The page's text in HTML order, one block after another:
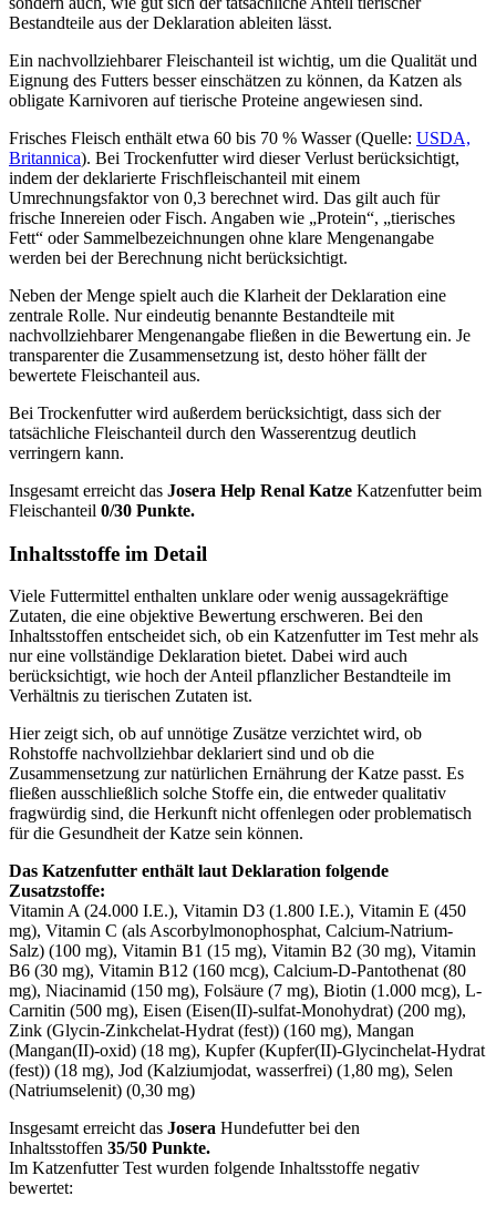
Bestandteile aus der Deklaration ableiten lässt.
Ein nachvollziehbarer Fleischanteil ist wichtig, um die Qualität und
Eignung des Futters besser einschätzen zu können, da Katzen als
obligate Karnivoren auf tierische Proteine angewiesen sind.
Frisches Fleisch enthält etwa 60 bis 70 % Wasser (Quelle: USDA,
Britannica). Bei Trockenfutter wird dieser Verlust berücksichtigt,
indem der deklarierte Frischfleischanteil mit einem
Umrechnungsfaktor von 0,3 berechnet wird. Das gilt auch für
frische Innereien oder Fisch. Angaben wie „Protein“, „tierisches
Fett“ oder Sammelbezeichnungen ohne klare Mengenangabe
werden bei der Berechnung nicht berücksichtigt.
Neben der Menge spielt auch die Klarheit der Deklaration eine
zentrale Rolle. Nur eindeutig benannte Bestandteile mit
nachvollziehbarer Mengenangabe fließen in die Bewertung ein. Je
transparenter die Zusammensetzung ist, desto höher fällt der
bewertete Fleischanteil aus.
Bei Trockenfutter wird außerdem berücksichtigt, dass sich der
tatsächliche Fleischanteil durch den Wasserentzug deutlich
verringern kann.
Insgesamt erreicht das Josera Help Renal Katze Katzenfutterbeim
Fleischanteil 0/30 Punkte.
Inhaltsstoffe im Detail
Viele Futtermittel enthalten unklare oder wenig aussagekräftige
Zutaten, die eine objektive Bewertung erschweren. Bei den
Inhaltsstoffen entscheidet sich, ob ein Katzenfutter im Test mehr als
nur eine vollständige Deklaration bietet. Dabei wird auch
berücksichtigt, wie hoch der Anteil pflanzlicher Bestandteile im
Verhältnis zu tierischen Zutaten ist.
Hier zeigt sich, ob auf unnötige Zusätze verzichtet wird, ob
Rohstoffe nachvollziehbar deklariert sind und ob die
Zusammensetzung zur natürlichen Ernährung der Katze passt. Es
fließen ausschließlich solche Stoffe ein, die entweder qualitativ
fragwürdig sind, die Herkunft nicht offenlegen oder problematisch
für die Gesundheit der Katze sein können.
Das Katzenfutter enthält laut Deklaration folgende
Zusatzstoffe:
Vitamin A (24.000 I.E.), Vitamin D3 (1.800 I.E.), Vitamin E (450
mg), Vitamin C (als Ascorbylmonophosphat, Calcium-Natrium-
Salz) (100 mg), Vitamin B1 (15 mg), Vitamin B2 (30 mg), Vitamin
B6 (30 mg), Vitamin B12 (160 mcg), Calcium-D-Pantothenat (80
mg), Niacinamid (150 mg), Folsäure (7 mg), Biotin (1.000 mcg), L-
Carnitin (500 mg), Eisen (Eisen(II)-sulfat-Monohydrat) (200 mg),
Zink (Glycin-Zinkchelat-Hydrat (fest)) (160 mg), Mangan
(Mangan(II)-oxid) (18 mg), Kupfer (Kupfer(II)-Glycinchelat-Hydrat
(fest)) (18 mg), Jod (Kalziumjodat, wasserfrei) (1,80 mg), Selen
(Natriumselenit) (0,30 mg)
Insgesamt erreicht das Josera Hundefutter bei den
Inhaltsstoffen 35/50 Punkte.
Im Katzenfutter Test wurden folgende Inhaltsstoffe negativ
bewertet: